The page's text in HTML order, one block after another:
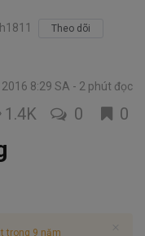
Theo dõi
8:29 SA 2 phút đọc
1.4K 0 0
trong 9 năm